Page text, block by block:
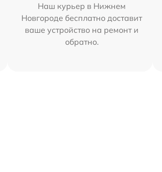
Наш курьер в Нижнем
Новгороде бесплатно доставит
ваше устройство на ремонт и
обратно.